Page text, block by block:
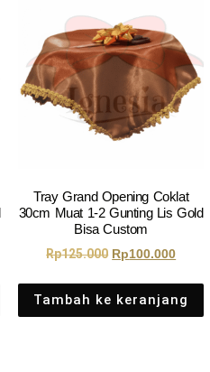
Tray Grand Opening Coklat
30cm Muat 1-2 Gunting Lis Gold
Bisa Custom
Rp125.000 Rp100.000
Tambah ke keranjang